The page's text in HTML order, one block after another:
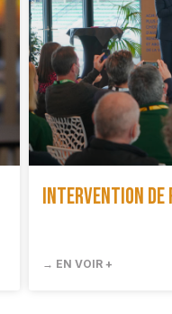
Intervention de
→ EN VOIR +